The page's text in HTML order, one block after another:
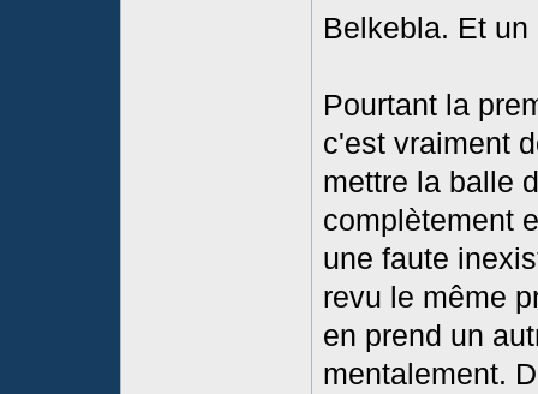
Belkebla. Et
Pourtant la
c'est vraiment
mettre la balle
complètement
une faute
revu le même
en prend un
mentalement.